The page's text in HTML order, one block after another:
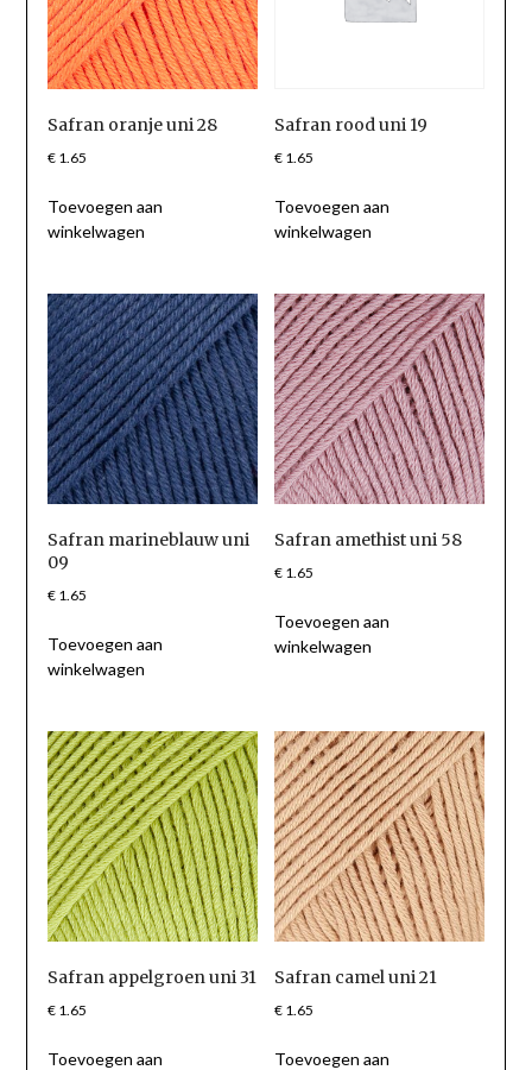
Safran oranje uni 28
€1.65
Toevoegen aan
winkelwagen
Safran rood uni 19
€ 1.65
Toevoegen aan
winkelwagen
Safran marineblauw uni
09
€1.65
Toevoegen aan
winkelwagen
Safran amethist uni 58
€ 1.65
Toevoegen aan
winkelwagen
Safran appelgroen uni 31
€1.65
Toevoegen aan
Safran camel uni 21
€ 1.65
Toevoegen aan